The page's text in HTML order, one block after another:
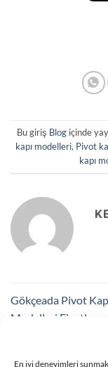
En iyi deneyimleri
Bu giriş Blog içinde
kapı modelleri, Pivot
kapı
Gökçeada Pivot
Modelleri Fiyatları